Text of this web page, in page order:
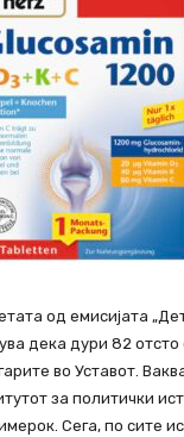
од емисијата
дека дури 82
во Уставот.
за политички
Сега, по сите